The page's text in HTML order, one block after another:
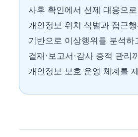
사후 확인에서 선제 대응으
개인정보 위치 식별과 접근
기반으로 이상행위를 분석하
결재·보고서·감사 증적 관리
개인정보 보호 운영 체계를